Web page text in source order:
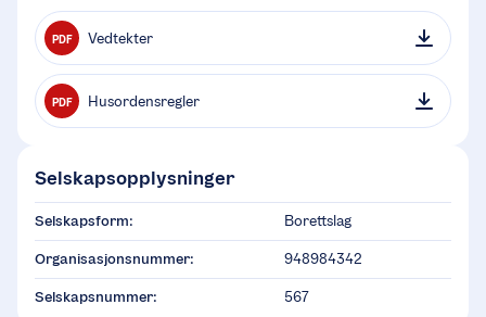
PDF Vedtekter
PDF Husordensregler
Selskapsopplysninger
Selskapsform: Borettslag
Organisasjonsnummer: 948984342
Selskapsnummer: 567